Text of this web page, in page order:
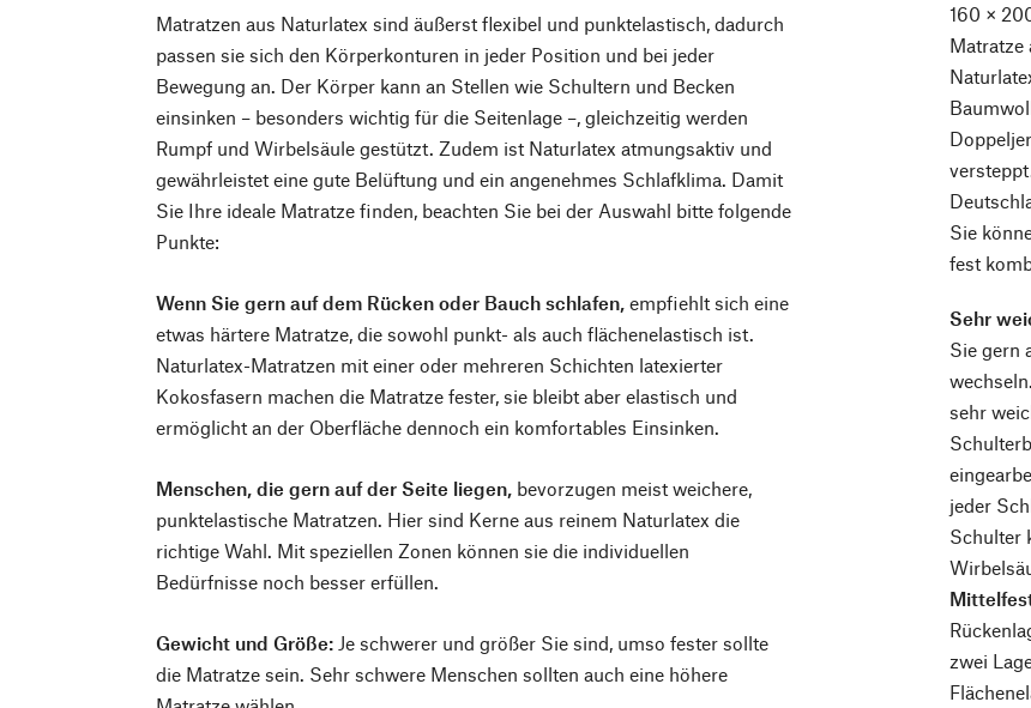
Matratzen aus Naturlatex sind äußerst flexibel und punktelastisch, dadurch
passen sie sich den Körperkonturen in jeder Position und bei jeder
Bewegung an. Der Körper kann an Stellen wie Schultern und Becken
einsinken – besonders wichtig für die Seitenlage –, gleichzeitig werden
Rumpf und Wirbelsäule gestützt. Zudem ist Naturlatex atmungsaktiv und
gewährleistet eine gute Belüftung und ein angenehmes Schlafklima. Damit
Sie Ihre ideale Matratze finden, beachten Sie bei der Auswahl bitte folgende
Punkte:
Wenn Sie gern auf dem Rücken oder Bauch schlafen,empfiehlt sich eine
etwas härtere Matratze, die sowohl punkt- als auch flächenelastisch ist.
Naturlatex-Matratzen mit einer oder mehreren Schichten latexierter
Kokosfasern machen die Matratze fester, sie bleibt aber elastisch und
ermöglicht an der Oberfläche dennoch ein komfortables Einsinken.
Menschen, die gern auf der Seite liegen, bevorzugen meist weichere,
punktelastische Matratzen. Hier sind Kerne aus reinem Naturlatex die
richtige Wahl. Mit speziellen Zonen können sie die individuellen
Bedürfnisse noch besser erfüllen.
Gewicht und Größe: Je schwerer und größer Sie sind, umso fester sollte
die Matratze sein. Sehr schwere Menschen sollten auch eine höhere
160 ×
Matratze
Sie
fest
Sehr
Sie gern
sehr
jeder
Schulter
zwei